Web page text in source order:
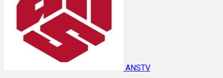
ANSTV